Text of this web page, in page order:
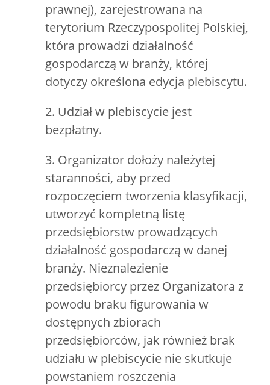
prawnej), zarejestrowana na
terytorium Rzeczypospolitej Polskiej,
która prowadzi działalność
gospodarczą w branży, której
dotyczy określona edycja plebiscytu.
2. Udział w plebiscycie jest
bezpłatny.
3. Organizator dołoży należytej
staranności, aby przed
rozpoczęciem tworzenia klasyfikacji,
utworzyć kompletną listę
przedsiębiorstw prowadzących
działalność gospodarczą w danej
branży. Nieznalezienie
przedsiębiorcy przez Organizatora z
powodu braku figurowania w
dostępnych zbiorach
przedsiębiorców, jak również brak
udziału w plebiscycie nie skutkuje
powstaniem roszczenia